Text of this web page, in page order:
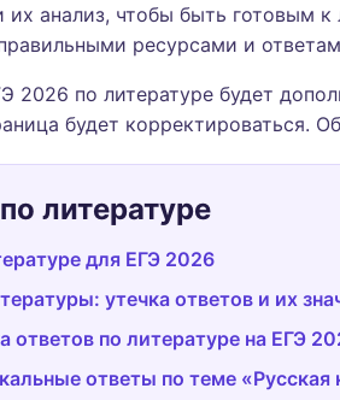
их анализ, чтобы быть готовым
ресурсами и
2026 по литературе будет
будет корректироваться.
литературе
для ЕГЭ 2026
утечка ответов и их
ответов по литературе на ЕГЭ
ответы по теме «Русская